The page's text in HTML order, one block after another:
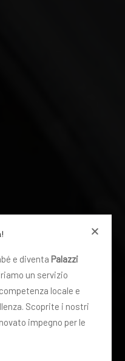
e diventa Palazzi
un servizio
locale e
Scoprite i nostri
impegno per le